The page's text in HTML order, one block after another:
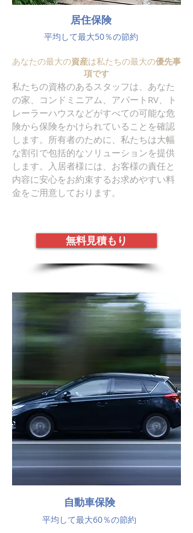
自動車保険
平均して最大60％の節約
無料見積もり
あなたの最大の資産は私たちの最大の優先事
項です
私たちの資格のあるスタッフは、あなた
の家、コンドミニアム、アパートRV、ト
レーラーハウスなどがすべての可能な危
険から保険をかけられていることを確認
します。所有者のために、私たちは大幅
な割引で包括的なソリューションを提供
します。入居者様には、お客様の責任と
内容に安心をお約束するお求めやすい料
金をご用意しております。
居住保険
平均して最大50％の節約